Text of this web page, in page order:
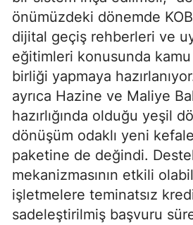
önümüzdeki dönemde
dijital geçiş rehberleri ve
eğitimleri konusunda kamu
birliği yapmaya
ayrıca Hazine ve Maliye
hazırlığında olduğu yeşil
dönüşüm odaklı yeni
paketine de değindi.
mekanizmasının etkili
işletmelere teminatsız
sadeleştirilmiş başvuru